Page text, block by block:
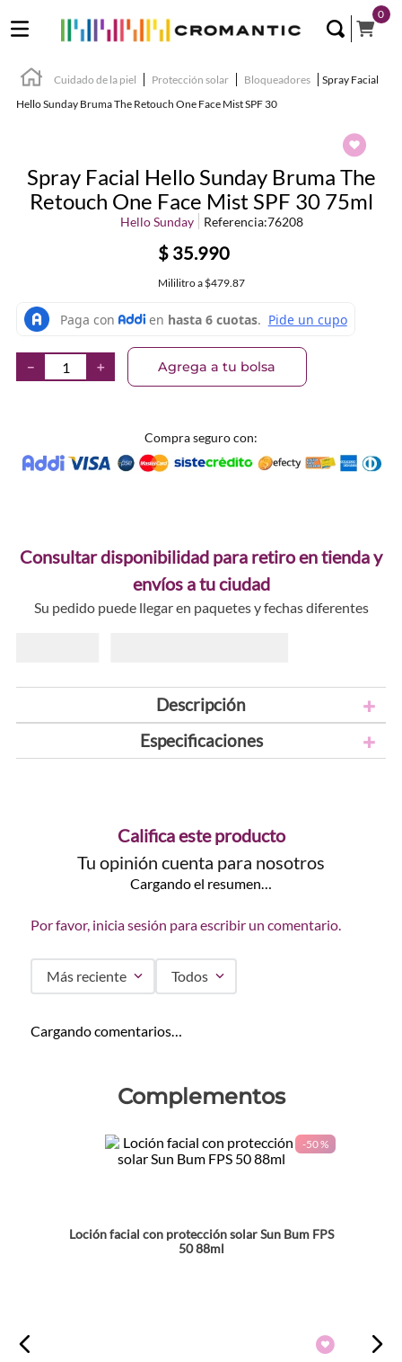
0
Cuidado de la piel Protección solar Bloqueadores
Spray Facial
Hello Sunday Bruma The Retouch One Face Mist SPF 30
Spray Facial Hello Sunday Bruma The
Retouch One Face Mist SPF 30 75ml
Hello Sunday Referencia:76208
$ 35.990
Mililitroa $479.87
＋
－ Agrega a tu bolsa
Compra seguro con:
Consultar disponibilidad para retiro en tienda y
envíos a tu ciudad
Su pedido puede llegar en paquetes y fechas diferentes
Descripción
Especificaciones
Califica este producto
Tu opinión cuenta para nosotros
Cargando el resumen…
Por favor, inicia sesión para escribir un comentario.
Más reciente Todos
Cargando comentarios…
Complementos
-50 %
Loción facial con protección solar Sun Bum FPS
50 88ml